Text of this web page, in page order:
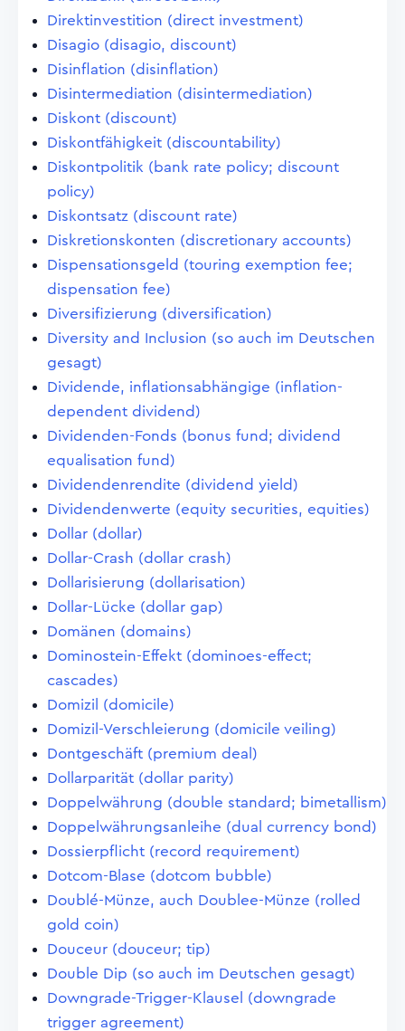
Direktinvestition (direct investment)
Disagio (disagio, discount)
Disinflation (disinflation)
Disintermediation (disintermediation)
Diskont (discount)
Diskontfähigkeit (discountability)
Diskontpolitik (bank rate policy; discount
policy)
Diskontsatz (discount rate)
Diskretionskonten (discretionary accounts)
Dispensationsgeld (touring exemption fee;
dispensation fee)
Diversifizierung (diversification)
Diversity and Inclusion (so auch im Deutschen
gesagt)
Dividende, inflationsabhängige (inflation-
dependent dividend)
Dividenden-Fonds (bonus fund; dividend
equalisation fund)
Dividendenrendite (dividend yield)
Dividendenwerte (equity securities, equities)
Dollar (dollar)
Dollar-Crash (dollar crash)
Dollarisierung (dollarisation)
Dollar-Lücke (dollar gap)
Domänen (domains)
Dominostein-Effekt (dominoes-effect;
cascades)
Domizil (domicile)
Domizil-Verschleierung (domicile veiling)
Dontgeschäft (premium deal)
Dollarparität (dollar parity)
Doppelwährung (double standard; bimetallism)
Doppelwährungsanleihe (dual currency bond)
Dossierpflicht (record requirement)
Dotcom-Blase (dotcom bubble)
Doublé-Münze, auch Doublee-Münze (rolled
gold coin)
Douceur (douceur; tip)
Double Dip (so auch im Deutschen gesagt)
Downgrade-Trigger-Klausel (downgrade
trigger agreement)